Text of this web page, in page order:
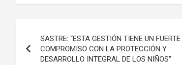
de
SASTRE: “ESTA GESTIÓN TIENE UN FUERTE
COMPROMISO CON LA PROTECCIÓN Y
DESARROLLO INTEGRAL DE LOS NIÑOS”